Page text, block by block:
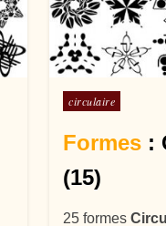
Posté dans
circulaire
Formes :
(15)
25 formes